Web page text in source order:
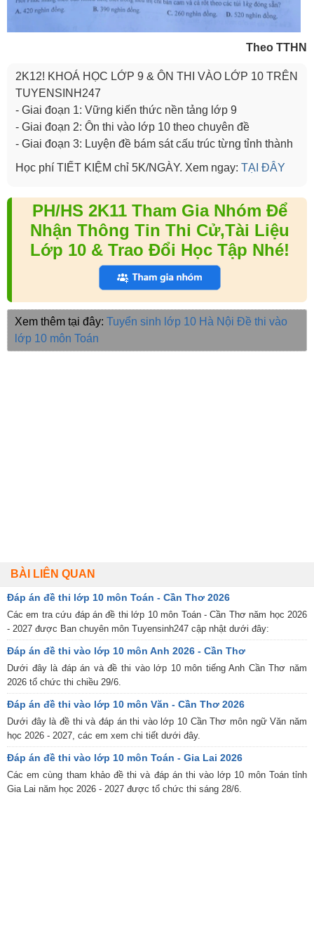
Theo TTHN
2K12! KHOÁ HỌC LỚP 9 & ÔN THI VÀO LỚP 10 TRÊN
TUYENSINH247
- Giai đoạn 1: Vững kiến thức nền tảng lớp 9
- Giai đoạn 2: Ôn thi vào lớp 10 theo chuyên đề
- Giai đoạn 3: Luyện đề bám sát cấu trúc từng tỉnh thành
Học phí TIẾT KIỆM chỉ 5K/NGÀY. Xem ngay: TẠI ĐÂY
PH/HS 2K11 Tham Gia Nhóm Để
Nhận Thông Tin Thi Cử,Tài Liệu
Lớp 10 & Trao Đổi Học Tập Nhé!
Xem thêm tại đây: Tuyển sinh lớp 10 Hà Nội Đề thi vào
lớp 10 môn Toán
BÀI LIÊN QUAN
Đáp án đề thi lớp 10 môn Toán - Cần Thơ 2026
Các em tra cứu đáp án đề thi lớp 10 môn Toán - Cần Thơ năm học 2026
- 2027 được Ban chuyên môn Tuyensinh247 cập nhật dưới đây:
Đáp án đề thi vào lớp 10 môn Anh 2026 - Cần Thơ
Dưới đây là đáp án và đề thi vào lớp 10 môn tiếng Anh Cần Thơ năm
2026 tổ chức thi chiều 29/6.
Đáp án đề thi vào lớp 10 môn Văn - Cần Thơ 2026
Dưới đây là đề thi và đáp án thi vào lớp 10 Cần Thơ môn ngữ Văn năm
học 2026 - 2027, các em xem chi tiết dưới đây.
Đáp án đề thi vào lớp 10 môn Toán - Gia Lai 2026
Các em cùng tham khảo đề thi và đáp án thi vào lớp 10 môn Toán tỉnh
Gia Lai năm học 2026 - 2027 được tổ chức thi sáng 28/6.